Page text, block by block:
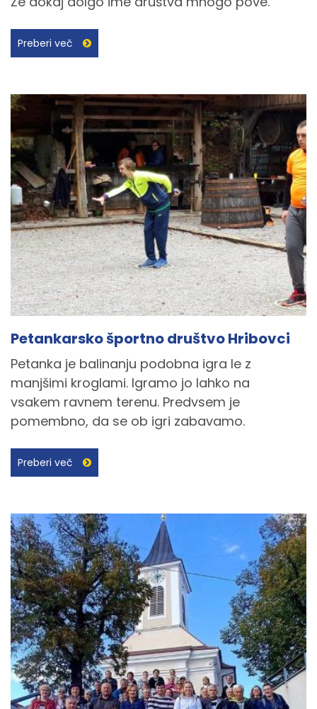
Preberi več
Petankarsko športno društvo Hribovci
Petanka je balinanju podobna igra le z
manjšimi kroglami. Igramo jo lahko na
vsakem ravnem terenu. Predvsem je
pomembno, da se ob igri zabavamo.
Preberi več